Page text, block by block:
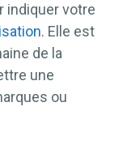
indiquer votre
. Elle est
de la
une
ou